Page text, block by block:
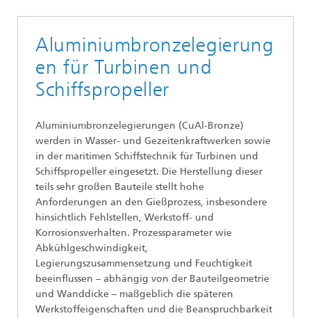
Aluminiumbronzelegierung
en für Turbinen und
Schiffspropeller
Aluminiumbronzelegierungen (CuAl-Bronze)
werden in Wasser- und Gezeitenkraftwerken sowie
in der maritimen Schiffstechnik für Turbinen und
Schiffspropeller eingesetzt. Die Herstellung dieser
teils sehr großen Bauteile stellt hohe
Anforderungen an den Gießprozess, insbesondere
hinsichtlich Fehlstellen, Werkstoff- und
Korrosionsverhalten. Prozessparameter wie
Abkühlgeschwindigkeit,
Legierungszusammensetzung und Feuchtigkeit
beeinflussen – abhängig von der Bauteilgeometrie
und Wanddicke – maßgeblich die späteren
Werkstoffeigenschaften und die Beanspruchbarkeit